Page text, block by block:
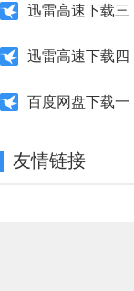
迅雷高速下载三
迅雷高速下载四
百度网盘下载一
友情链接